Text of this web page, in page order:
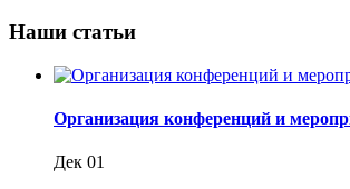
Наши статьи
Организация конференций и
Дек 01